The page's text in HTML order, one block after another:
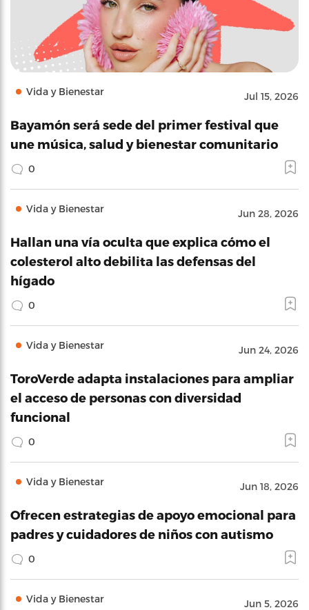
Vida y Bienestar Jul 15, 2026
Bayamón será sede del primer festival que
une música, salud y bienestar comunitario
0
Vida y Bienestar Jun 28, 2026
Hallan una vía oculta que explica cómo el
colesterol alto debilita las defensas del
hígado
0
Vida y Bienestar Jun 24, 2026
ToroVerde adapta instalaciones para ampliar
el acceso de personas con diversidad
funcional
0
Vida y Bienestar Jun 18, 2026
Ofrecen estrategias de apoyo emocional para
padres y cuidadores de niños con autismo
0
Vida y Bienestar Jun 5, 2026